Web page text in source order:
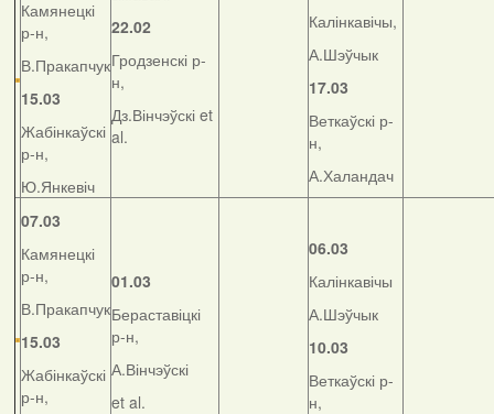
Камянецкі
р-н,
В.Пракапчук
15.03
Жабінкаўскі
р-н,
Ю.Янкевіч
22.02
Гродзенскі р-
н,
Дз.Вінчэўскі et
al.
Калінкавічы,
А.Шэўчык
17.03
Веткаўскі р-
н,
А.Халандач
07.03
Камянецкі
р-н,
В.Пракапчук
15.03
Жабінкаўскі
р-н,
01.03
Бераставіцкі
р-н,
А.Вінчэўскі
et al.
06.03
Калінкавічы
А.Шэўчык
10.03
Веткаўскі р-
н,